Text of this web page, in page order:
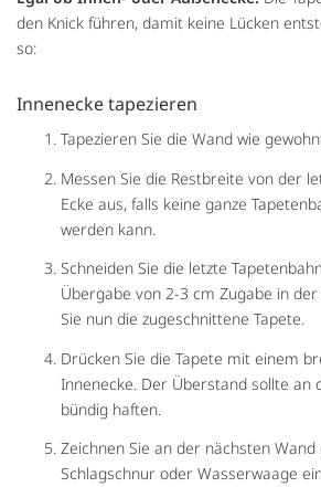
den Knick führen, damit keine Lücken
so:
Innenecke tapezieren
Tapezieren Sie die Wand wie
Messen Sie die Restbreite von der
Ecke aus, falls keine ganze
werden kann.
Schneiden Sie die letzte
Übergabe von 2-3 cm Zugabe in
Sie nun die zugeschnittene Tapete.
Drücken Sie die Tapete mit einem
Innenecke. Der Überstand sollte an
bündig haften.
Zeichnen Sie an der nächsten
Schlagschnur oder Wasserwaage